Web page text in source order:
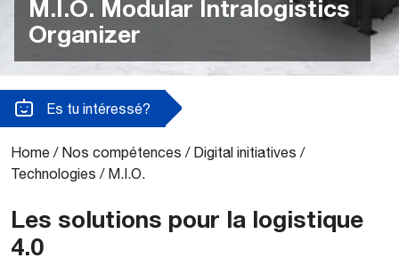
M.I.O. Modular Intralogistics
Organizer
Es tu intéressé?
Home / Nos compétences / Digital initiatives /
Technologies / M.I.O.
Les solutions pour la logistique
4.0